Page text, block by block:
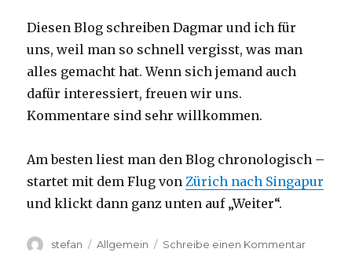
Diesen Blog schreiben Dagmar und ich für
uns, weil man so schnell vergisst, was man
alles gemacht hat. Wenn sich jemand auch
dafür interessiert, freuen wir uns.
Kommentare sind sehr willkommen.
Am besten liest man den Blog chronologisch –
startet mit dem Flug vonZürich nach Singapur
und klickt dann ganz unten auf „Weiter“.
Autor
stefan Kategorien
Allgemein Schreibe einen Kommentarzu